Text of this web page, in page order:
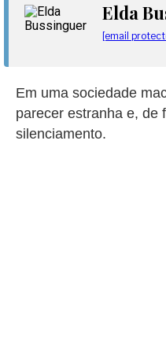
Elda
[email
Em uma sociedade
parecer estranha e, de
silenciamento.